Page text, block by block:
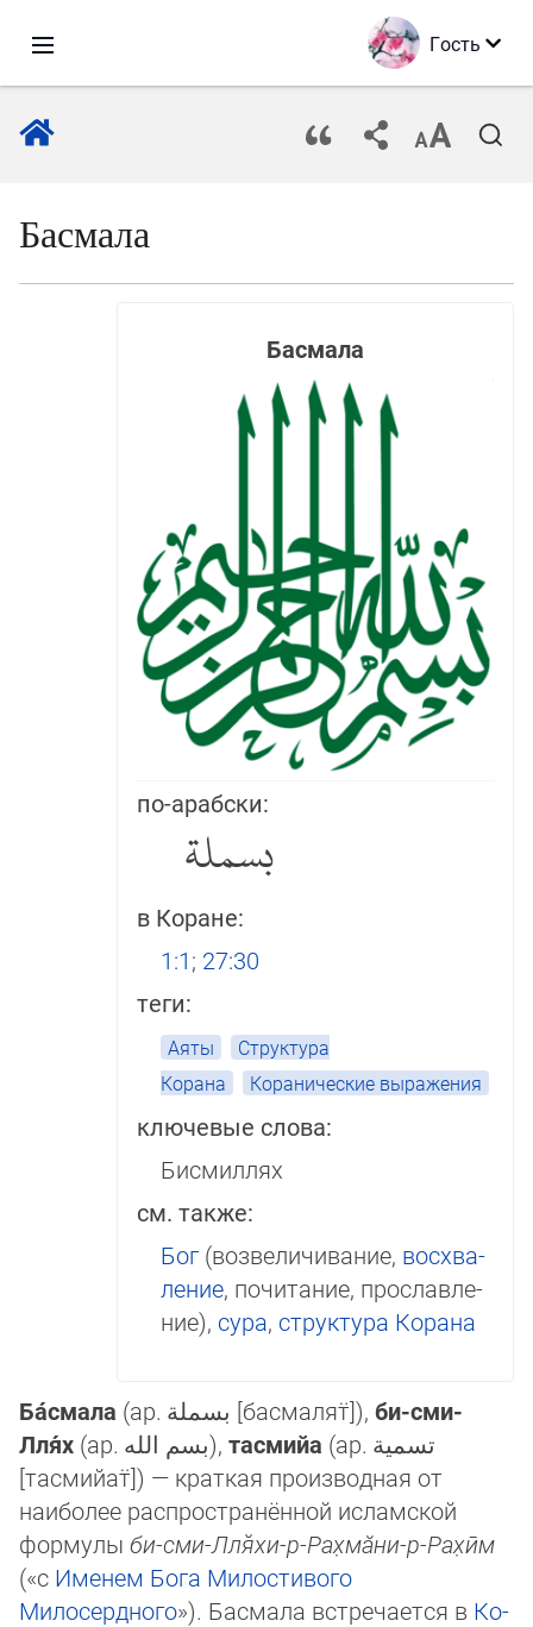
Гость
Басмала
Басмала
по-арабски:
بسملة
в Коране:
1:1; 27:30
теги:
Аяты
Структура
Корана
Коранические выражения
ключевые слова:
Бисмиллях
см. также:
Бог(возвеличивание, вос­хва­
ле­ние, по­чи­та­ние, про­слав­ле­
ние), сура, структура Кора­на
Ба́смала (ар. بسملة [басмалят̈]‎), би-сми-
Лля́х (ар. بسم الله‎), тасмийа (ар. تسمية
[тасмийат̈]‎) — крат­кая производная от
наиболее распро­стра­нён­ной исламской
формулы би-сми-Лля̆­хи-р-Рах̣мӑни-р-Рах̣ӣм
(«с Име­нем Бога Милостивого
Милосердного»). Басмала встре­чается в Ко­